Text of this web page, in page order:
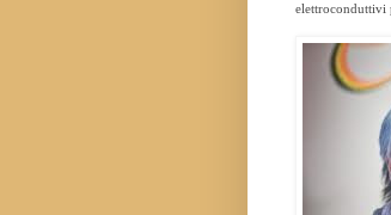
elettroconduttivi